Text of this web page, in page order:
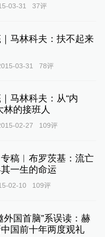
03-31 37评
马林科夫：扶不起来
03-31 78评
马林科夫：从“内
林的接班人
02-27 109评
专稿︱布罗茨基：流亡
一生的命运
02-10 109评
外国首脑”系误读：赫
国前十年两度观礼